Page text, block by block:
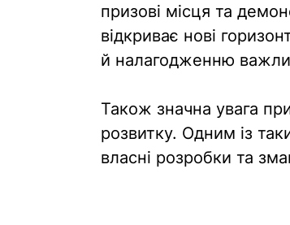
призові місця та
відкриває нові
й налагодженню
Також значна увага
розвитку. Одним із
власні розробки та